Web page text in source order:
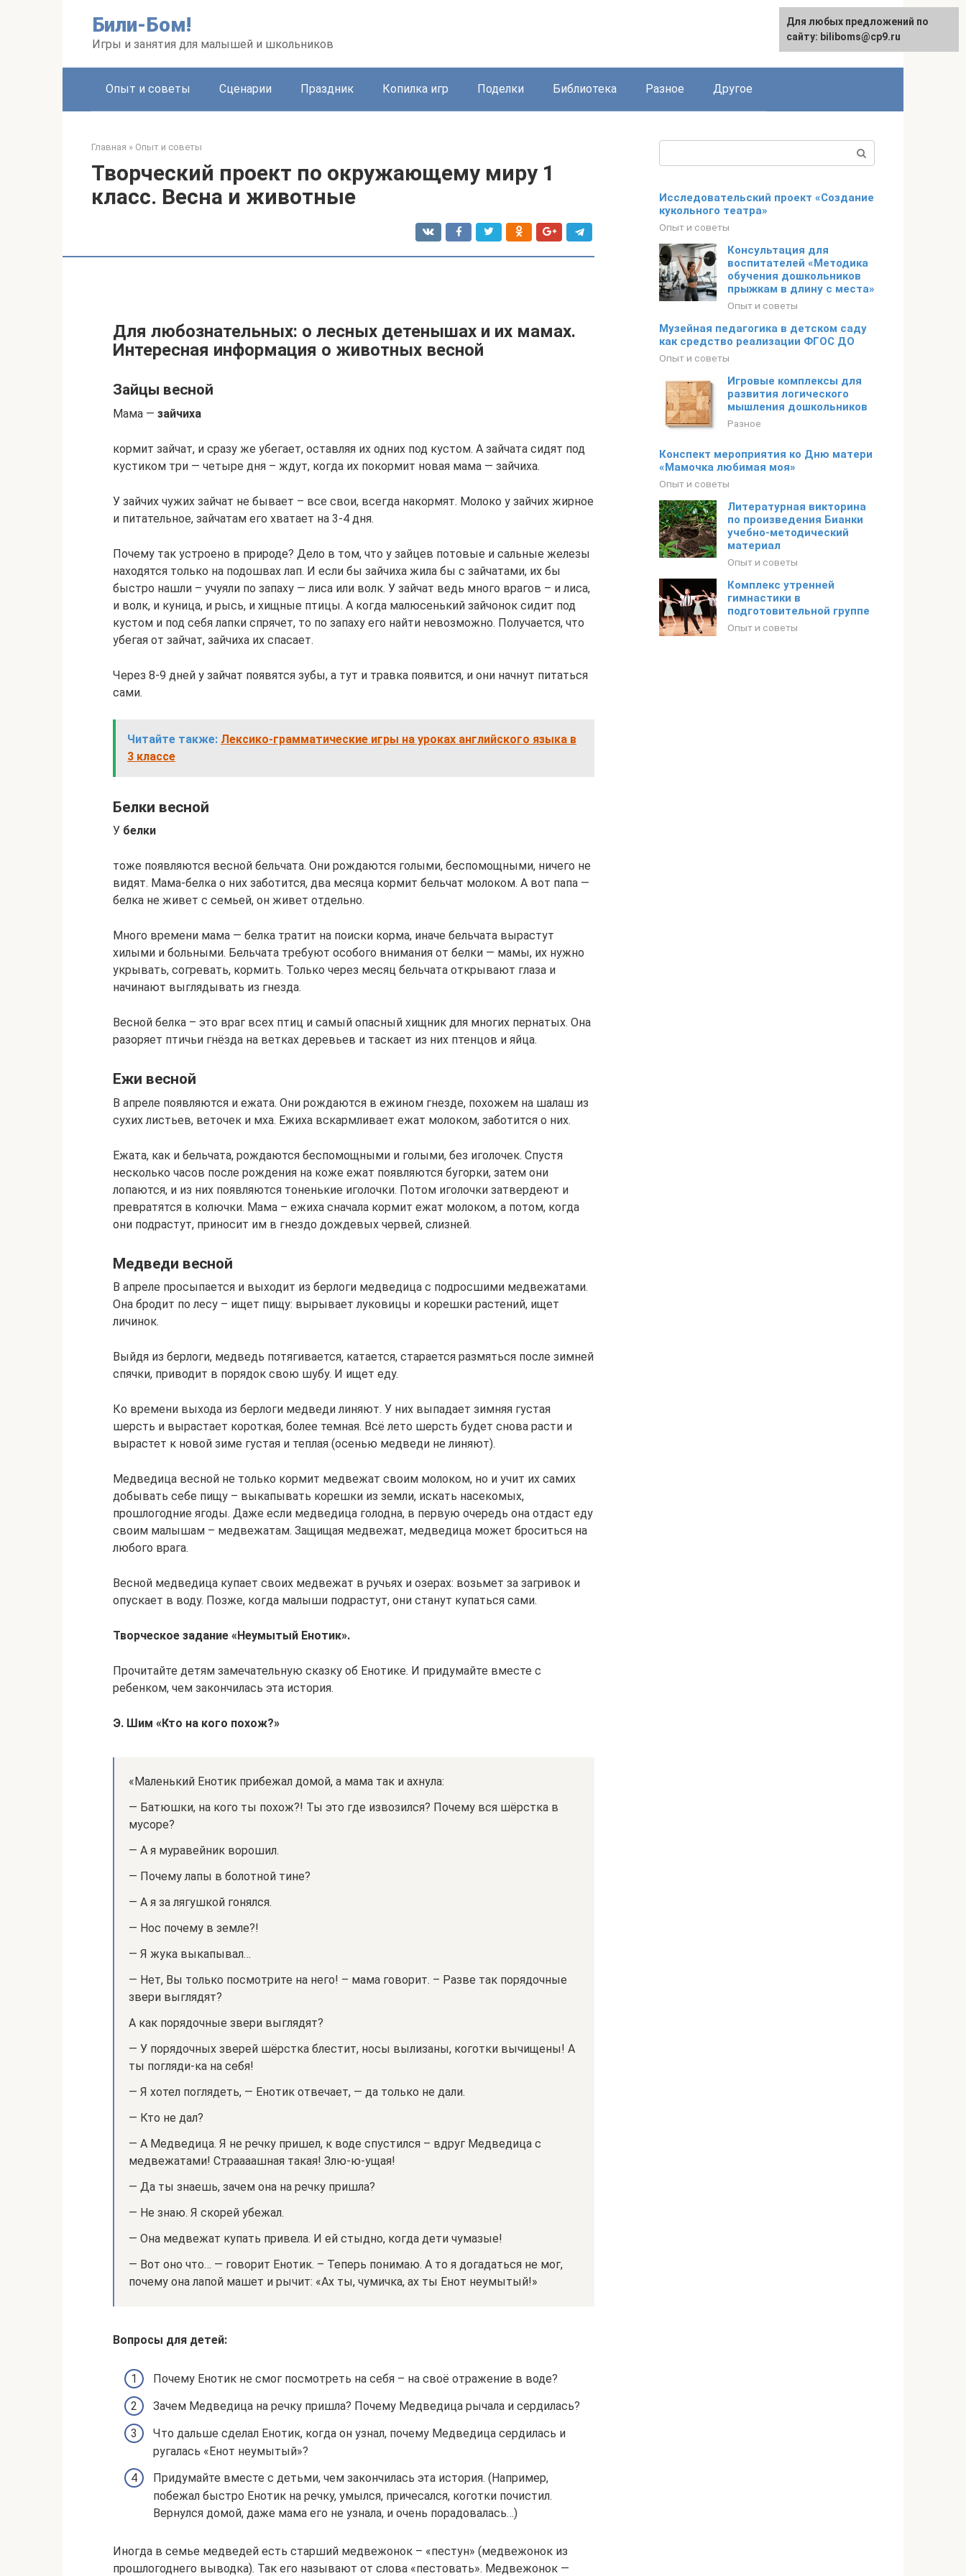
Били-Бом!
Игры и занятия для малышей и школьников
Опыт и советы Сценарии Праздник Копилка игр Поделки Библиотека Разное Другое
Главная » Опыт и советы
Творческий проект по окружающему миру 1
класс. Весна и животные
Для любознательных: о лесных детенышах и их мамах.
Интересная информация о животных весной
Зайцы весной
Мама — зайчиха
кормит зайчат, и сразу же убегает, оставляя их одних под кустом. А зайчата сидят под
кустиком три — четыре дня – ждут, когда их покормит новая мама — зайчиха.
У зайчих чужих зайчат не бывает – все свои, всегда накормят. Молоко у зайчих жирное
и питательное, зайчатам его хватает на 3-4 дня.
Почему так устроено в природе? Дело в том, что у зайцев потовые и сальные железы
находятся только на подошвах лап. И если бы зайчиха жила бы с зайчатами, их бы
быстро нашли – учуяли по запаху — лиса или волк. У зайчат ведь много врагов – и лиса,
и волк, и куница, и рысь, и хищные птицы. А когда малюсенький зайчонок сидит под
кустом и под себя лапки спрячет, то по запаху его найти невозможно. Получается, что
убегая от зайчат, зайчиха их спасает.
Через 8-9 дней у зайчат появятся зубы, а тут и травка появится, и они начнут питаться
сами.
Читайте также: Лексико-грамматические игры на уроках английского языка в
3 классе
Белки весной
У белки
тоже появляются весной бельчата. Они рождаются голыми, беспомощными, ничего не
видят. Мама-белка о них заботится, два месяца кормит бельчат молоком. А вот папа —
белка не живет с семьей, он живет отдельно.
Много времени мама — белка тратит на поиски корма, иначе бельчата вырастут
хилыми и больными. Бельчата требуют особого внимания от белки — мамы, их нужно
укрывать, согревать, кормить. Только через месяц бельчата открывают глаза и
начинают выглядывать из гнезда.
Весной белка – это враг всех птиц и самый опасный хищник для многих пернатых. Она
разоряет птичьи гнёзда на ветках деревьев и таскает из них птенцов и яйца.
Ежи весной
В апреле появляются и ежата. Они рождаются в ежином гнезде, похожем на шалаш из
сухих листьев, веточек и мха. Ежиха вскармливает ежат молоком, заботится о них.
Ежата, как и бельчата, рождаются беспомощными и голыми, без иголочек. Спустя
несколько часов после рождения на коже ежат появляются бугорки, затем они
лопаются, и из них появляются тоненькие иголочки. Потом иголочки затвердеют и
превратятся в колючки. Мама – ежиха сначала кормит ежат молоком, а потом, когда
они подрастут, приносит им в гнездо дождевых червей, слизней.
Медведи весной
В апреле просыпается и выходит из берлоги медведица с подросшими медвежатами.
Она бродит по лесу – ищет пищу: вырывает луковицы и корешки растений, ищет
личинок.
Выйдя из берлоги, медведь потягивается, катается, старается размяться после зимней
спячки, приводит в порядок свою шубу. И ищет еду.
Ко времени выхода из берлоги медведи линяют. У них выпадает зимняя густая
шерсть и вырастает короткая, более темная. Всё лето шерсть будет снова расти и
вырастет к новой зиме густая и теплая (осенью медведи не линяют).
Медведица весной не только кормит медвежат своим молоком, но и учит их самих
добывать себе пищу – выкапывать корешки из земли, искать насекомых,
прошлогодние ягоды. Даже если медведица голодна, в первую очередь она отдаст еду
своим малышам – медвежатам. Защищая медвежат, медведица может броситься на
любого врага.
Весной медведица купает своих медвежат в ручьях и озерах: возьмет за загривок и
опускает в воду. Позже, когда малыши подрастут, они станут купаться сами.
Творческое задание «Неумытый Енотик».
Прочитайте детям замечательную сказку об Енотике. И придумайте вместе с
ребенком, чем закончилась эта история.
Э. Шим «Кто на кого похож?»
«Маленький Енотик прибежал домой, а мама так и ахнула:
— Батюшки, на кого ты похож?! Ты это где извозился? Почему вся шёрстка в
мусоре?
— А я муравейник ворошил.
— Почему лапы в болотной тине?
— А я за лягушкой гонялся.
— Нос почему в земле?!
— Я жука выкапывал…
— Нет, Вы только посмотрите на него! – мама говорит. – Разве так порядочные
звери выглядят?
А как порядочные звери выглядят?
— У порядочных зверей шёрстка блестит, носы вылизаны, коготки вычищены! А
ты погляди-ка на себя!
— Я хотел поглядеть, — Енотик отвечает, — да только не дали.
— Кто не дал?
— А Медведица. Я не речку пришел, к воде спустился – вдруг Медведица с
медвежатами! Страааашная такая! Злю-ю-ущая!
— Да ты знаешь, зачем она на речку пришла?
— Не знаю. Я скорей убежал.
— Она медвежат купать привела. И ей стыдно, когда дети чумазые!
— Вот оно что… — говорит Енотик. – Теперь понимаю. А то я догадаться не мог,
почему она лапой машет и рычит: «Ах ты, чумичка, ах ты Енот неумытый!»
Вопросы для детей:
Почему Енотик не смог посмотреть на себя – на своё отражение в воде?
Зачем Медведица на речку пришла? Почему Медведица рычала и сердилась?
Что дальше сделал Енотик, когда он узнал, почему Медведица сердилась и
ругалась «Енот неумытый»?
Придумайте вместе с детьми, чем закончилась эта история. (Например,
побежал быстро Енотик на речку, умылся, причесался, коготки почистил.
Вернулся домой, даже мама его не узнала, и очень порадовалась…)
Иногда в семье медведей есть старший медвежонок – «пестун» (медвежонок из
прошлогоднего выводка). Так его называют от слова «пестовать». Медвежонок —
Исследовательский проект «Создание
кукольного театра»
Опыт и советы
Консультация для
воспитателей «Методика
обучения дошкольников
прыжкам в длину с места»
Опыт и советы
Музейная педагогика в детском саду
как средство реализации ФГОС ДО
Опыт и советы
Игровые комплексы для
развития логического
мышления дошкольников
Разное
Конспект мероприятия ко Дню матери
«Мамочка любимая моя»
Опыт и советы
Литературная викторина
по произведения Бианки
учебно-методический
материал
Опыт и советы
Комплекс утренней
гимнастики в
подготовительной группе
Опыт и советы
Для любых предложений по
сайту: biliboms@cp9.ru